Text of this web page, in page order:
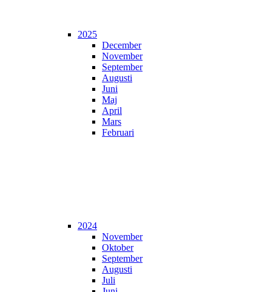
2025
December
November
September
Augusti
Juni
Maj
April
Mars
Februari
2024
November
Oktober
September
Augusti
Juli